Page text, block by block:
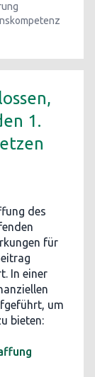
1.
des
für
In einer
um
bieten: